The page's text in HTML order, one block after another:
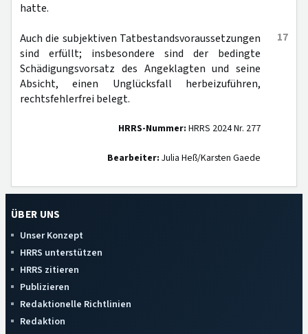
hatte.
17
Auch die subjektiven Tatbestandsvoraussetzungen
sind erfüllt; insbesondere sind der bedingte
Schädigungsvorsatz des Angeklagten und seine
Absicht, einen Unglücksfall herbeizuführen,
rechtsfehlerfrei belegt.
HRRS-Nummer: HRRS 2024 Nr. 277
Bearbeiter: Julia Heß/Karsten Gaede
ÜBER UNS
Unser Konzept
HRRS unterstützen
HRRS zitieren
Publizieren
Redaktionelle Richtlinien
Redaktion